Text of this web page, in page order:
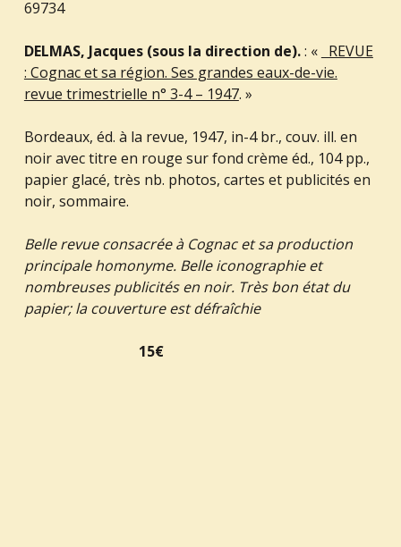
69734
DELMAS, Jacques (sous la direction de).: « REVUE
: Cognac et sa région. Ses grandes eaux-de-vie.
revue trimestrielle n° 3-4 – 1947. »
Bordeaux, éd. à la revue, 1947, in-4 br., couv. ill. en
noir avec titre en rouge sur fond crème éd., 104 pp.,
papier glacé, très nb. photos, cartes et publicités en
noir, sommaire.
Belle revue consacrée à Cognac et sa production
principale homonyme. Belle iconographie et
nombreuses publicités en noir. Très bon état du
papier; la couverture est défraîchie
15€